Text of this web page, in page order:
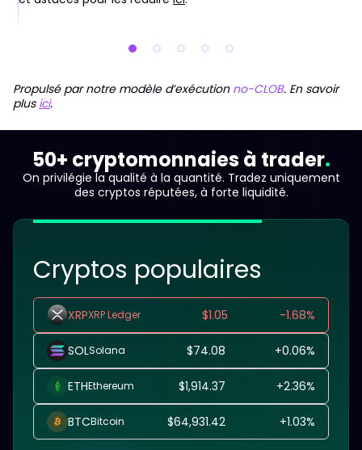
Propulsé par notre modèle d’exécution no-CLOB. En savoir
plus ici.
50+ cryptomonnaies à trader
On privilégie la qualité à la quantité. Tradez uniquement
des cryptos réputées, à forte liquidité.
Cryptos populaires
XRPXRP Ledger $1.05 -1.68%
SOLSolana $74.08 +0.06%
ETHEthereum $1,914.37 +2.36%
BTCBitcoin $64,931.42 +1.03%